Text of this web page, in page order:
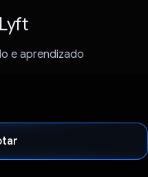
e aprendizado